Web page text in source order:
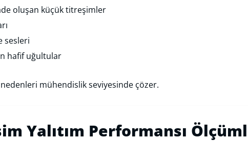
oluşan küçük titreşimler
sesleri
hafif uğultular
mühendislik seviyesinde çözer.
Yalıtım Performansı